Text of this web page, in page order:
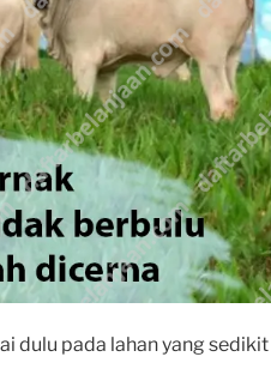
dulu pada lahan yang sedikit